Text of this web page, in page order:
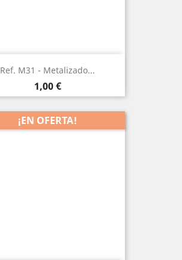
Ref. M31 - Metalizado...
Precio
1,00 €
¡EN OFERTA!